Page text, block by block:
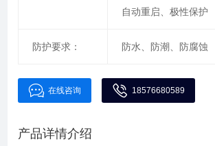
自动重启、极性保护
防护要求： 防水、防潮、防腐蚀
在线咨询 18576680589
产品详情介绍